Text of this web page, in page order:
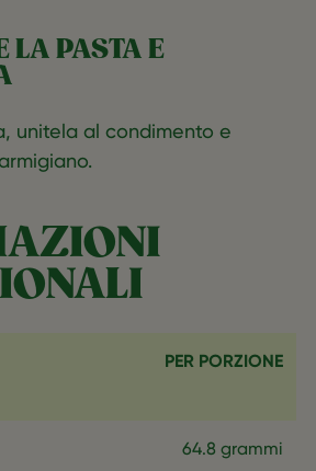
LA PASTA E
unitela al condimento e
PER PORZIONE
64.8 grammi